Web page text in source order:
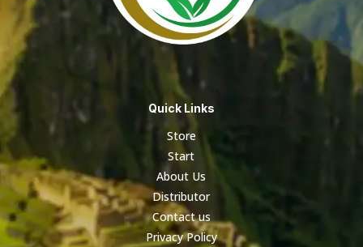
Quick Links
Store
Start
About Us
Distributor
Contact us
Privacy Policy